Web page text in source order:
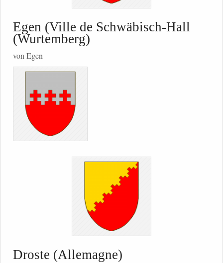
Egen (Ville de Schwäbisch-Hall
(Wurtemberg)
von Egen
Droste (Allemagne)